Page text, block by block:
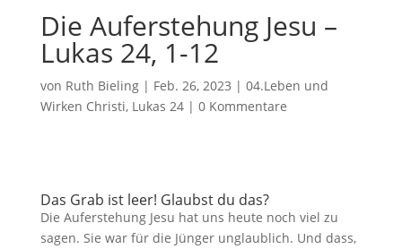
Die Auferstehung Jesu –
Lukas 24, 1-12
von Ruth Bieling| Feb. 26, 2023 | 04.Leben und
Wirken Christi, Lukas 24| 0 Kommentare
Das Grab ist leer! Glaubst du das?
Die Auferstehung Jesu hat uns heute noch viel zu
sagen. Sie war für die Jünger unglaublich. Und dass,